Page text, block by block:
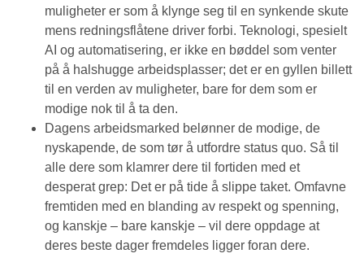
muligheter er som å klynge seg til en synkende skute
mens redningsflåtene driver forbi. Teknologi, spesielt
AI og automatisering, er ikke en bøddel som venter
på å halshugge arbeidsplasser; det er en gyllen billett
til en verden av muligheter, bare for dem som er
modige nok til å ta den.
Dagens arbeidsmarked belønner de modige, de
nyskapende, de som tør å utfordre status quo. Så til
alle dere som klamrer dere til fortiden med et
desperat grep: Det er på tide å slippe taket. Omfavne
fremtiden med en blanding av respekt og spenning,
og kanskje – bare kanskje – vil dere oppdage at
deres beste dager fremdeles ligger foran dere.